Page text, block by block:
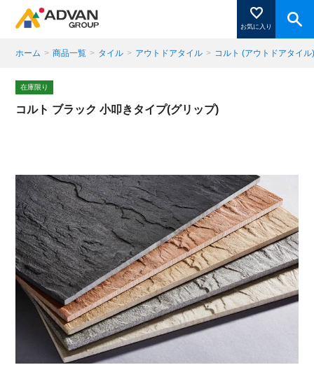
お気に入り
商品ページにある「お気に入り登録」を押すと登録した
商品がここに表示されます。
閉じる
ホーム > 商品一覧 > タイル > アウトドアタイル > コルト (アウトドアタイル
在庫限り
コルト ブラック 小叩きタイプ(グリップ)